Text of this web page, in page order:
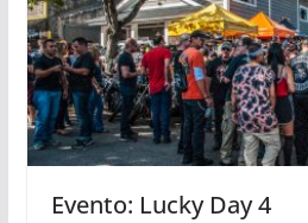
Evento: Lucky Day 4